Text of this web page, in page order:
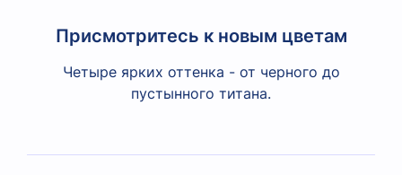
Присмотритесь к новым цветам
Четыре ярких оттенка - от черного до
пустынного титана.